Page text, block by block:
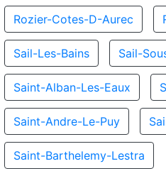
Rozier-Cotes-D-Aurec
Sail-Les-Bains Sail-
Saint-Alban-Les-Eaux
Saint-Andre-Le-Puy
Saint-Barthelemy-Lestra